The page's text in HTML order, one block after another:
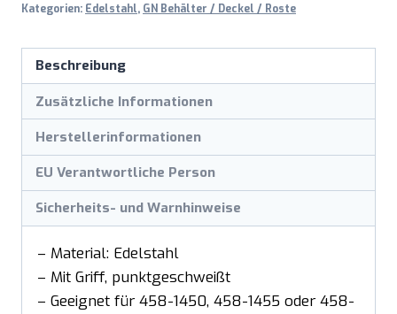
Kategorien: Edelstahl, GN Behälter / Deckel / Roste
Beschreibung
Zusätzliche Informationen
Herstellerinformationen
EU Verantwortliche Person
Sicherheits- und Warnhinweise
– Material: Edelstahl
– Mit Griff, punktgeschweißt
– Geeignet für 458-1450, 458-1455 oder 458-